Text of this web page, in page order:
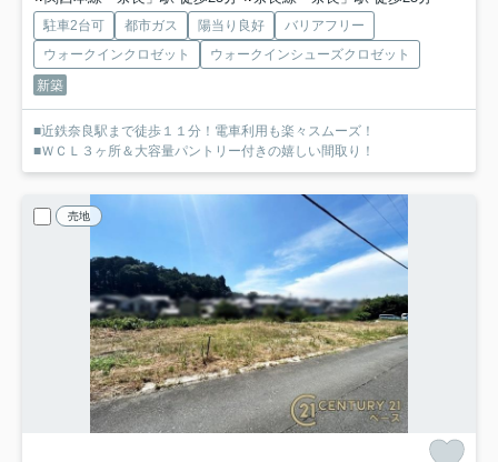
駐車2台可 都市ガス 陽当り良好
バリアフリー
ウォークインクロゼット
ウォークインシューズクロゼット
新築
■近鉄奈良駅まで徒歩１１分！電車利用も楽々スムーズ！
■ＷＣＬ３ヶ所＆大容量パントリー付きの嬉しい間取り！
売地